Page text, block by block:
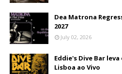
Dea Matrona
2027
July 02, 2026
Eddie's Dive Bar
Lisboa ao Vivo